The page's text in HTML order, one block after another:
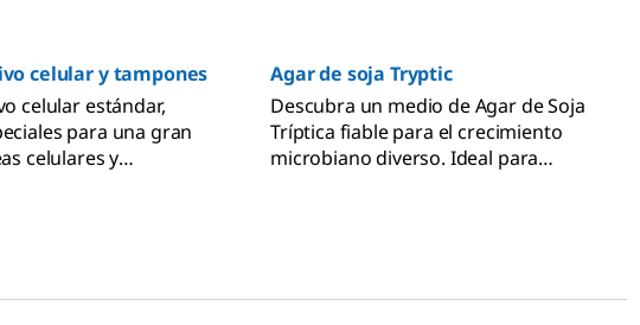
detección de patógenos que se adaptan
a tus necesidades.
celular y tampones
celular estándar,
para una gran
celulares y
Agar de soja Tryptic
Descubra un medio de Agar de Soja
Tríptica fiable para el crecimiento
microbiano diverso. Ideal para